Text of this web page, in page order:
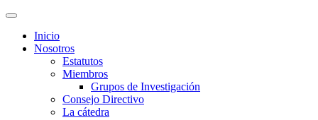
Inicio
Nosotros
Estatutos
Miembros
Grupos de Investigación
Consejo Directivo
La cátedra